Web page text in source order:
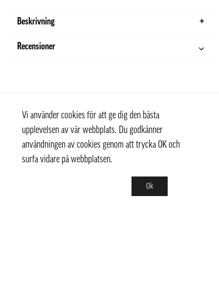
Beskrivning
Recensioner
Vi använder cookies för att ge dig den bästa
upplevelsen av vår webbplats. Du godkänner
användningen av cookies genom att trycka OK och
surfa vidare på webbplatsen.
Ok